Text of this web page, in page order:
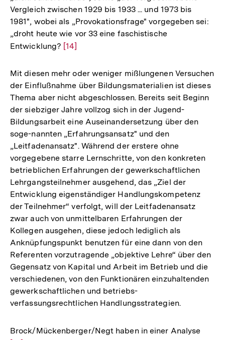
Vergleich zwischen 1929 bis 1933 ... und 1973 bis
1981", wobei als „Provokationsfrage" vorgegeben sei:
„droht heute wie vor 33 eine faschistische
Entwicklung? Zur
der
Fußnote
[14]
Mit diesen mehr oder weniger mißlungenen Versuchen
der Einflußnahme über Bildungsmaterialien ist dieses
Thema aber nicht abgeschlossen. Bereits seit Beginn
der siebziger Jahre vollzog sich in der Jugend-
Bildungsarbeit eine Auseinandersetzung über den
soge-nannten „Erfahrungsansatz" und den
„Leitfadenansatz". Während der erstere ohne
vorgegebene starre Lernschritte, von den konkreten
betrieblichen Erfahrungen der gewerkschaftlichen
Lehrgangsteilnehmer ausgehend, das „Ziel der
Entwicklung eigenständiger Handlungskompetenz
der Teilnehmer“ verfolgt, will der Leitfadenansatz
zwar auch von unmittelbaren Erfahrungen der
Kollegen ausgehen, diese jedoch lediglich als
Anknüpfungspunkt benutzen für eine dann von den
Referenten vorzutragende „objektive Lehre“ über den
Gegensatz von Kapital und Arbeit im Betrieb und die
verschiedenen, von den Funktionären einzuhaltenden
gewerkschaftlichen und betriebs-
verfassungsrechtlichen Handlungsstrategien.
Brock/Mückenberger/Negt haben in einer Analyse